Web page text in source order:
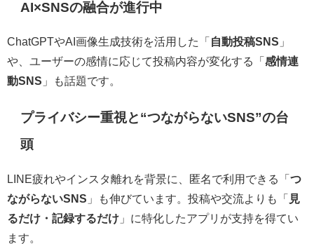
AI×SNSの融合が進行中
ChatGPTやAI画像生成技術を活用した「 自動投稿SNS 」
や、ユーザーの感情に応じて投稿内容が変化する「 感情連
動SNS 」も話題です。
プライバシー重視と“つながらないSNS”の台
頭
LINE疲れやインスタ離れを背景に、匿名で利用できる「つ
ながらないSNS 」も伸びています。投稿や交流よりも「 見
るだけ・記録するだけ 」に特化したアプリが支持を得てい
ます。